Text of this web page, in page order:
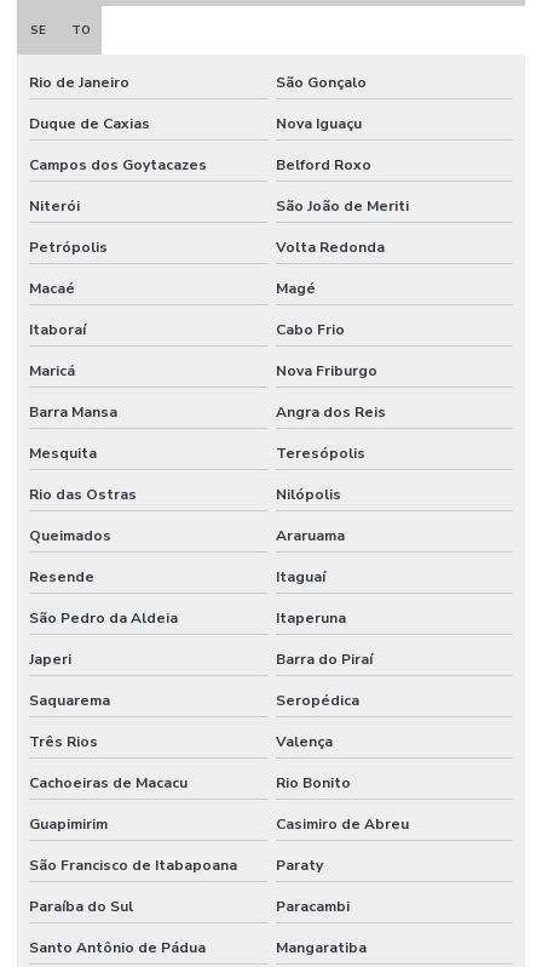
SE TO
Rio de Janeiro São Gonçalo
Duque de Caxias Nova Iguaçu
Campos dos Goytacazes Belford Roxo
Niterói São João de Meriti
Petrópolis Volta Redonda
Macaé Magé
Itaboraí Cabo Frio
Maricá Nova Friburgo
Barra Mansa Angra dos Reis
Mesquita Teresópolis
Rio das Ostras Nilópolis
Queimados Araruama
Resende Itaguaí
São Pedro da Aldeia Itaperuna
Japeri Barra do Piraí
Saquarema Seropédica
Três Rios Valença
Cachoeiras de Macacu Rio Bonito
Guapimirim Casimiro de Abreu
São Francisco de Itabapoana Paraty
Paraíba do Sul Paracambi
Santo Antônio de Pádua Mangaratiba